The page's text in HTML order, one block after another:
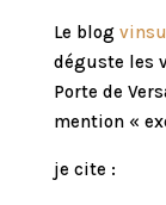
Le blog
déguste les
Porte de
mention «
je cite :